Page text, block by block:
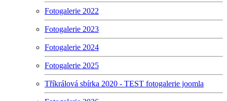
Fotogalerie 2022
Fotogalerie 2023
Fotogalerie 2024
Fotogalerie 2025
Tříkrálová sbírka 2020 - TEST fotogalerie joomla